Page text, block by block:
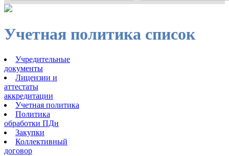
Учетная политика список
Учредительные
документы
Лицензии и
аттестаты
аккредитации
Учетная политика
Политика
обработки ПДн
Закупки
Коллективный
договор